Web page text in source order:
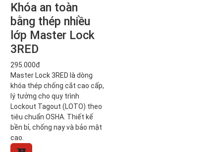
Khóa an toàn
bằng thép nhiều
lớp Master Lock
3RED
295.000đ
Master Lock 3RED là dòng
khóa thép chống cắt cao cấp,
lý tưởng cho quy trình
Lockout Tagout (LOTO) theo
tiêu chuẩn OSHA. Thiết kế
bền bỉ, chống nạy và bảo mật
cao.